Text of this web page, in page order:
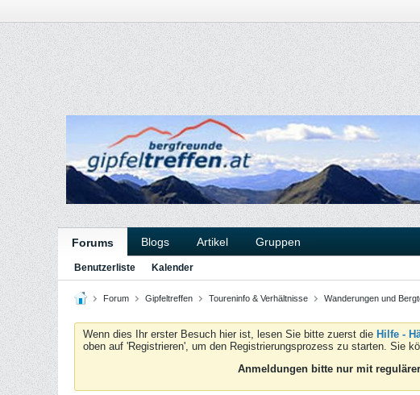
Forums Blogs Artikel Gruppen
Benutzerliste Kalender
Forum Gipfeltreffen Toureninfo & Verhältnisse Wanderungen und
Wenn dies Ihr erster Besuch hier ist, lesen Sie bitte zuerst die Hilfe -
oben auf 'Registrieren', um den Registrierungsprozess zu starten. Sie
Anmeldungen bitte nur mit